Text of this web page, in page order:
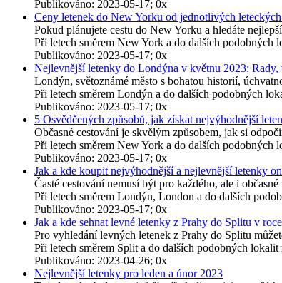
Publikováno: 2023-05-17; 0x
Ceny letenek do New Yorku od jednotlivých
Pokud plánujete cestu do New Yorku a hledáte
Při letech směrem New York a do dalších podobných
Publikováno: 2023-05-17; 0x
Nejlevnější letenky do Londýna v květnu 2023: Rady,
Londýn, světoznámé město s bohatou historií,
Při letech směrem Londýn a do dalších podobných
Publikováno: 2023-05-17; 0x
5 Osvědčených způsobů, jak získat nejvýhodnější
Občasné cestování je skvělým způsobem, jak si
Při letech směrem New York a do dalších podobných
Publikováno: 2023-05-17; 0x
Jak a kde koupit nejvýhodnější a nejlevnější letenky
Časté cestování nemusí být pro každého, ale i
Při letech směrem Londýn, London a do dalších
Publikováno: 2023-05-17; 0x
Jak a kde sehnat levné letenky z Prahy do Splitu v
Pro vyhledání levných letenek z Prahy do Splitu
Při letech směrem Split a do dalších podobných
Publikováno: 2023-04-26; 0x
Nejlevnější letenky pro leden a únor 2023